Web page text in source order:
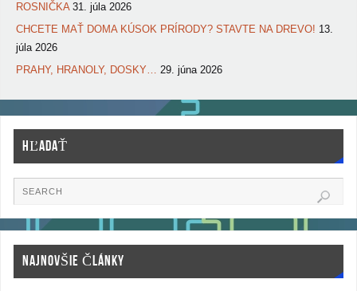
ROSNIČKA 31. júla 2026
CHCETE MAŤ DOMA KÚSOK PRÍRODY? STAVTE NA DREVO! 13.
júla 2026
PRAHY, HRANOLY, DOSKY… 29. júna 2026
HĽADAŤ
NAJNOVŠIE ČLÁNKY